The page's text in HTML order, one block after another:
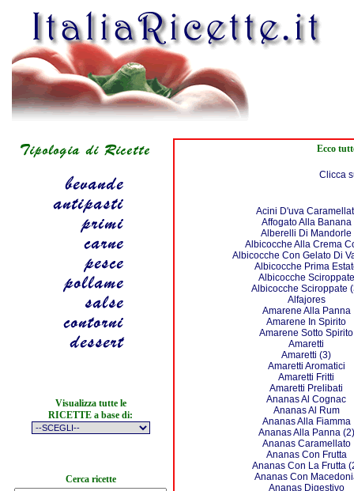
Visualizza tutte le
RICETTE a base di:
Cerca ricette
Ecco
Clicca
Acini D'uva
Affogato Alla Banana
Alberelli Di Mandorle
Albicocche Alla Crema
Albicocche Con Gelato Di
Albicocche Prima
Albicocche Sciroppate
Albicocche Sciroppate
Alfajores
Amarene Alla Panna
Amarene In Spirito
Amarene Sotto Spirito
Amaretti
Amaretti (3)
Amaretti Aromatici
Amaretti Fritti
Amaretti Prelibati
Ananas Al Cognac
Ananas Al Rum
Ananas Alla Fiamma
Ananas Alla Panna (2)
Ananas Caramellato
Ananas Con Frutta
Ananas Con La Frutta
Ananas Con
Ananas Digestivo